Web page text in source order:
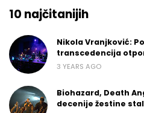
10 najčitanijih
Nikola Vranjković:
transcedencija
3 YEARS AGO
Biohazard, Death
decenije žestine